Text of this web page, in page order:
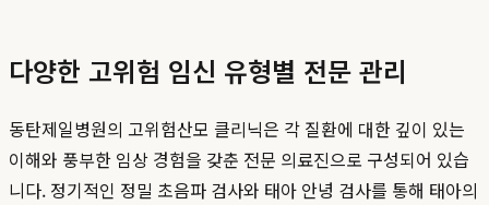
다양한 고위험 임신 유형별 전문 관리
동탄제일병원의 고위험산모 클리닉은 각 질환에 대한 깊이 있는
이해와 풍부한 임상 경험을 갖춘 전문 의료진으로 구성되어 있습
니다. 정기적인 정밀 초음파 검사와 태아 안녕 검사를 통해 태아의